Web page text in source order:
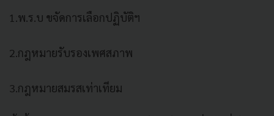
1.พ.ร.บ ขจัดการเลือกปฏิบัติฯ
2.กฎหมายรับรองเพศสภาพ
3.กฎหมายสมรสเท่าเทียม